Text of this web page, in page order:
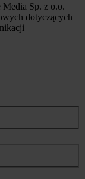
Media Sp. z o.o.
dotyczących